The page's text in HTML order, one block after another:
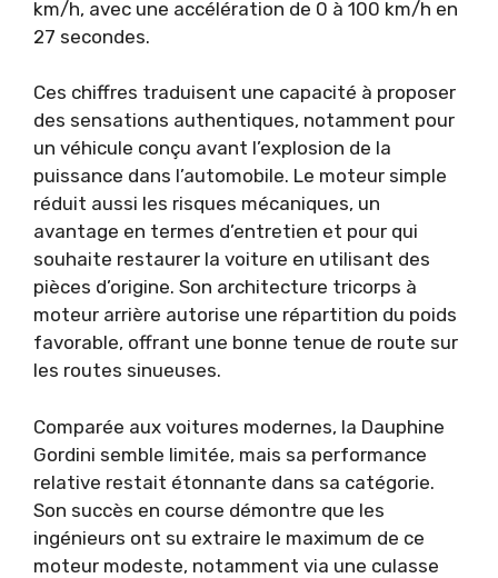
km/h, avec une accélération de 0 à 100 km/h en
27 secondes.
Ces chiffres traduisent une capacité à proposer
des sensations authentiques, notamment pour
un véhicule conçu avant l’explosion de la
puissance dans l’automobile. Le moteur simple
réduit aussi les risques mécaniques, un
avantage en termes d’entretien et pour qui
souhaite restaurer la voiture en utilisant des
pièces d’origine. Son architecture tricorps à
moteur arrière autorise une répartition du poids
favorable, offrant une bonne tenue de route sur
les routes sinueuses.
Comparée aux voitures modernes, la Dauphine
Gordini semble limitée, mais sa performance
relative restait étonnante dans sa catégorie.
Son succès en course démontre que les
ingénieurs ont su extraire le maximum de ce
moteur modeste, notamment via une culasse